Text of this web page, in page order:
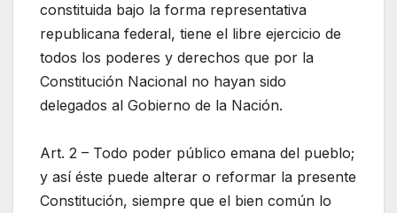
constituida bajo la forma representativa
republicana federal, tiene el libre ejercicio de
todos los poderes y derechos que por la
Constitución Nacional no hayan sido
delegados al Gobierno de la Nación.
Art. 2 – Todo poder público emana del pueblo;
y así éste puede alterar o reformar la presente
Constitución, siempre que el bien común lo